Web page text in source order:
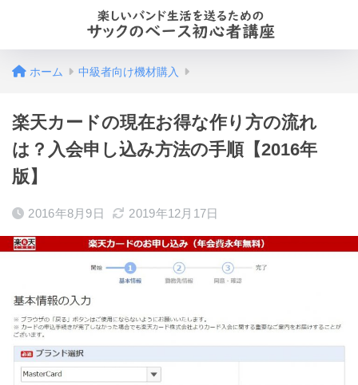
ホーム 中級者向け機材購入
楽天カードの現在お得な作り方の流れ
は？入会申し込み方法の手順【2016年
版】
2016年8月9日 2019年12月17日